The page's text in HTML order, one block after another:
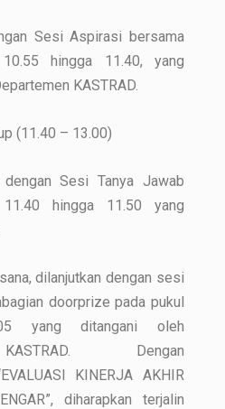
Sesi Aspirasi bersama
hingga 11.40, yang
KASTRAD.
(11.40 – 13.00)
Sesi Tanya Jawab
hingga 11.50 yang
dilanjutkan dengan sesi
doorprize pada pukul
yang ditangani oleh
Dengan
KINERJA AKHIR
diharapkan terjalin